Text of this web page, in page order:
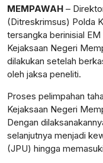
MEMPAWAH –
(Ditreskrimsus) Polda
tersangka berinisial
Kejaksaan Negeri
dilakukan setelah
oleh jaksa peneliti.
Proses pelimpahan
Kejaksaan Negeri
Dengan
selanjutnya menjadi
(JPU) hingga